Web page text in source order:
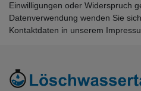
Einwilligungen oder Widerspruch
Datenverwendung wenden Sie
Kontaktdaten in unserem